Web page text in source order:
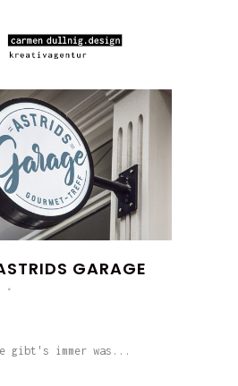
GARAGE
gibt's immer was...